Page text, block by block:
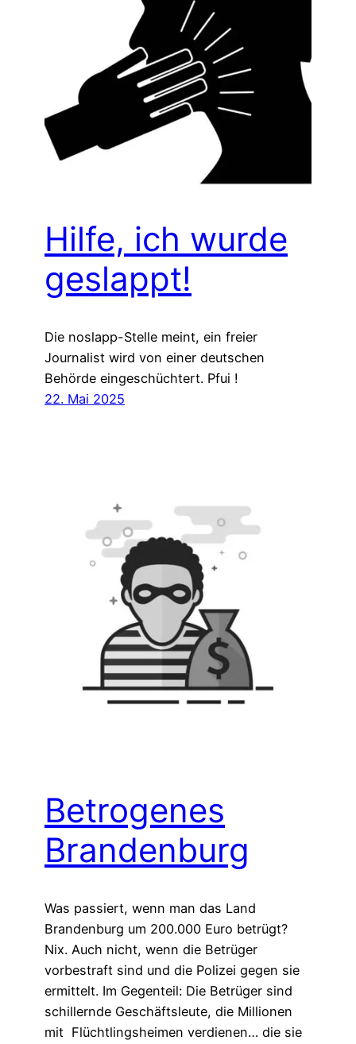
Hilfe, ich wurde
geslappt!
Die noslapp-Stelle meint, ein freier
Journalist wird von einer deutschen
Behörde eingeschüchtert. Pfui !
22. Mai 2025
Betrogenes
Brandenburg
Was passiert, wenn man das Land
Brandenburg um 200.000 Euro betrügt?
Nix. Auch nicht, wenn die Betrüger
vorbestraft sind und die Polizei gegen sie
ermittelt. Im Gegenteil: Die Betrüger sind
schillernde Geschäftsleute, die Millionen
mit Flüchtlingsheimen verdienen… die sie